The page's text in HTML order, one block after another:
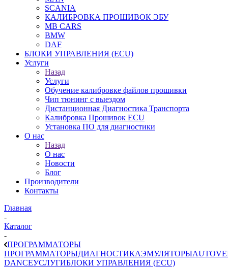
SCANIA
КАЛИБРОВКА ПРОШИВОК ЭБУ
MB CARS
BMW
DAF
БЛОКИ УПРАВЛЕНИЯ (ECU)
Услуги
Назад
Услуги
Обучение калибровке файлов прошивки
Чип тюнинг с выездом
Дистанционная Диагностика Транспорта
Калибровка Прошивок ECU
Установка ПО для диагностики
О нас
Назад
О нас
Новости
Блог
Производители
Контакты
Главная
-
Каталог
-
ПРОГРАММАТОРЫ
ПРОГРАММАТОРЫДИАГНОСТИКАЭМУЛЯТОРЫ
DANCEУСЛУГИБЛОКИ УПРАВЛЕНИЯ (ECU)